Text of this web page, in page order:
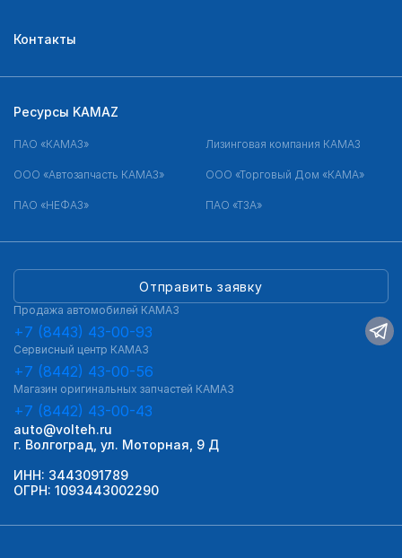
Контакты
Отправить заявку
Продажа автомобилей КАМАЗ
+7 (8443) 43-00-93
Сервисный центр КАМАЗ
+7 (8442) 43-00-56
Магазин оригинальных запчастей КАМАЗ
+7 (8442) 43-00-43
auto@volteh.ru
г. Волгоград, ул. Моторная, 9 Д
ИНН: 3443091789
ОГРН: 1093443002290
Ресурсы KAMAZ
ПАО «КАМАЗ» Лизинговая компания КАМАЗ
ООО «Автозапчасть КАМАЗ» ООО «Торговый Дом «КАМА»
ПАО «НЕФАЗ» ПАО «ТЗА»